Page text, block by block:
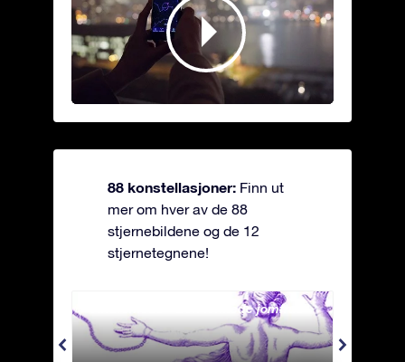
88 konstellasjoner: Finn ut
mer om hver av de 88
stjernebildene og de 12
stjernetegnene!
Andromeda - Den lenkede jomfrua